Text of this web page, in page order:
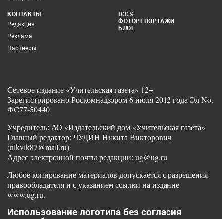
КОНТАКТЫ
Редакция
Реклама
Партнеры
ICCS
ФОТОРЕПОРТАЖИ
БЛОГ
Сетевое издание «Учительская газета» 12+
Зарегистрировано Роскомнадзором 6 июля 2012 года Эл No.
ФС77-50440
Учредитель: АО «Издательский дом «Учительская газета»
Главный редактор: ЧУДИН Никита Викторович
(nikvik87@mail.ru)
Адрес электронной почты редакции: ug@ug.ru
Любое копирование материалов допускается с разрешения
правообладателя и с указанием ссылки на издание
www.ug.ru.
Использование логотипа без согласия